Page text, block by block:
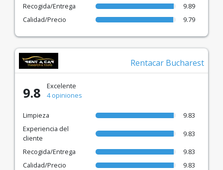
Recogida/Entrega
9.89
Calidad/Precio
9.79
Rentacar Bucharest
9.8
Excelente
4 opiniones
Limpieza
9.83
Experiencia del
cliente
9.83
Recogida/Entrega
9.83
Calidad/Precio
9.83